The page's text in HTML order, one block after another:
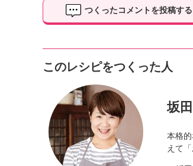
つくったコメントを投稿する
このレシピをつくった人
坂
本格
えて